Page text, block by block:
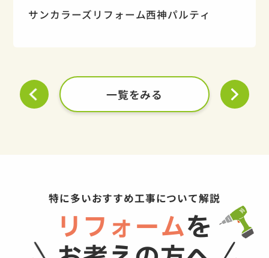
サンカラーズリフォーム西神パルティ
一覧をみる
特に多いおすすめ工事について解説
リフォームを